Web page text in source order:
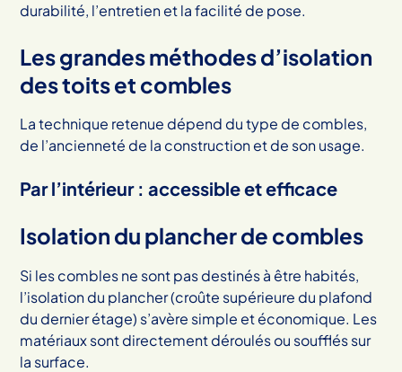
durabilité, l’entretien et la facilité de pose.
Les grandes méthodes d’isolation
des toits et combles
La technique retenue dépend du type de combles,
de l’ancienneté de la construction et de son usage.
Par l’intérieur : accessible et efficace
Isolation du plancher de combles
Si les combles ne sont pas destinés à être habités,
l’isolation du plancher (croûte supérieure du plafond
du dernier étage) s’avère simple et économique. Les
matériaux sont directement déroulés ou soufflés sur
la surface.